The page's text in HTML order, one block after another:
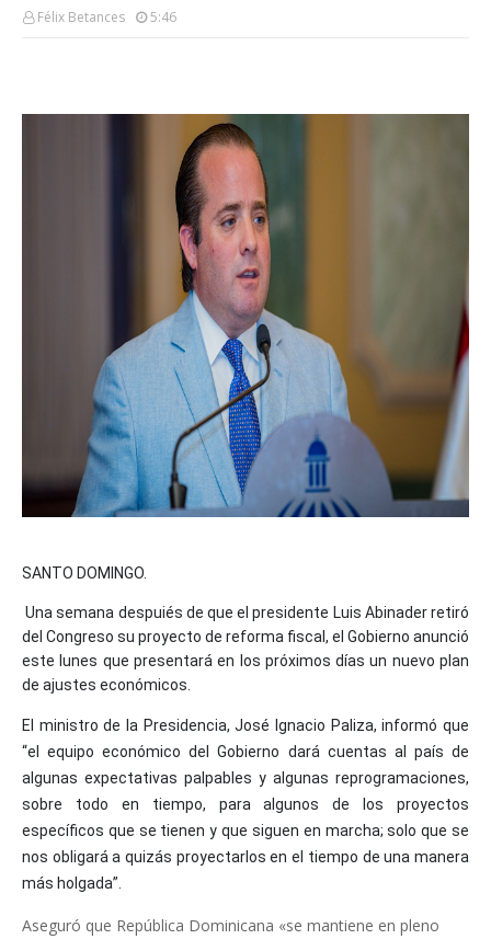
Félix Betances 5:46
SANTO DOMINGO.
Una semana despuiés de que el presidente Luis Abinader retiró
del Congreso su proyecto de reforma fiscal, el Gobierno anunció
este lunes que presentará en los próximos días un nuevo plan
de ajustes económicos.
El ministro de la Presidencia, José Ignacio Paliza, informó que
“el equipo económico del Gobierno dará cuentas al país de
algunas expectativas palpables y algunas reprogramaciones,
sobre todo en tiempo, para algunos de los proyectos
específicos que se tienen y que siguen en marcha; solo que se
nos obligará a quizás proyectarlos en el tiempo de una manera
más holgada”.
Aseguró que República Dominicana «se mantiene en pleno